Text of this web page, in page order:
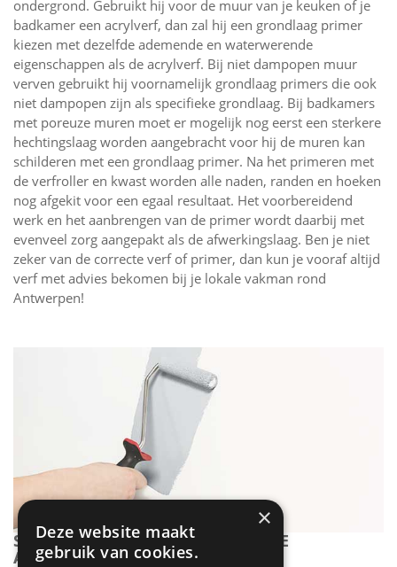
ondergrond. Gebruikt hij voor de muur van je keuken of je
badkamer een acrylverf, dan zal hij een grondlaag primer
kiezen met dezelfde ademende en waterwerende
eigenschappen als de acrylverf. Bij niet dampopen muur
verven gebruikt hij voornamelijk grondlaag primers die ook
niet dampopen zijn als specifieke grondlaag. Bij badkamers
met poreuze muren moet er mogelijk nog eerst een sterkere
hechtingslaag worden aangebracht voor hij de muren kan
schilderen met een grondlaag primer. Na het primeren met
de verfroller en kwast worden alle naden, randen en hoeken
nog afgekit voor een egaal resultaat. Het voorbereidend
werk en het aanbrengen van de primer wordt daarbij met
evenveel zorg aangepakt als de afwerkingslaag. Ben je niet
zeker van de correcte verf of primer, dan kun je vooraf altijd
verf met advies bekomen bij je lokale vakman rond
Antwerpen!
STAP 3: MUUR SCHILDEREN MET DE
AFWERKINGSVERF
×
Deze website maakt
gebruik van cookies.